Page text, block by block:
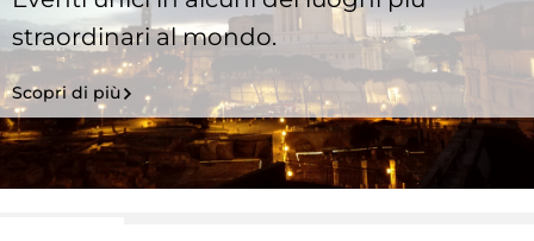
straordinari al mondo.
Scopri di più